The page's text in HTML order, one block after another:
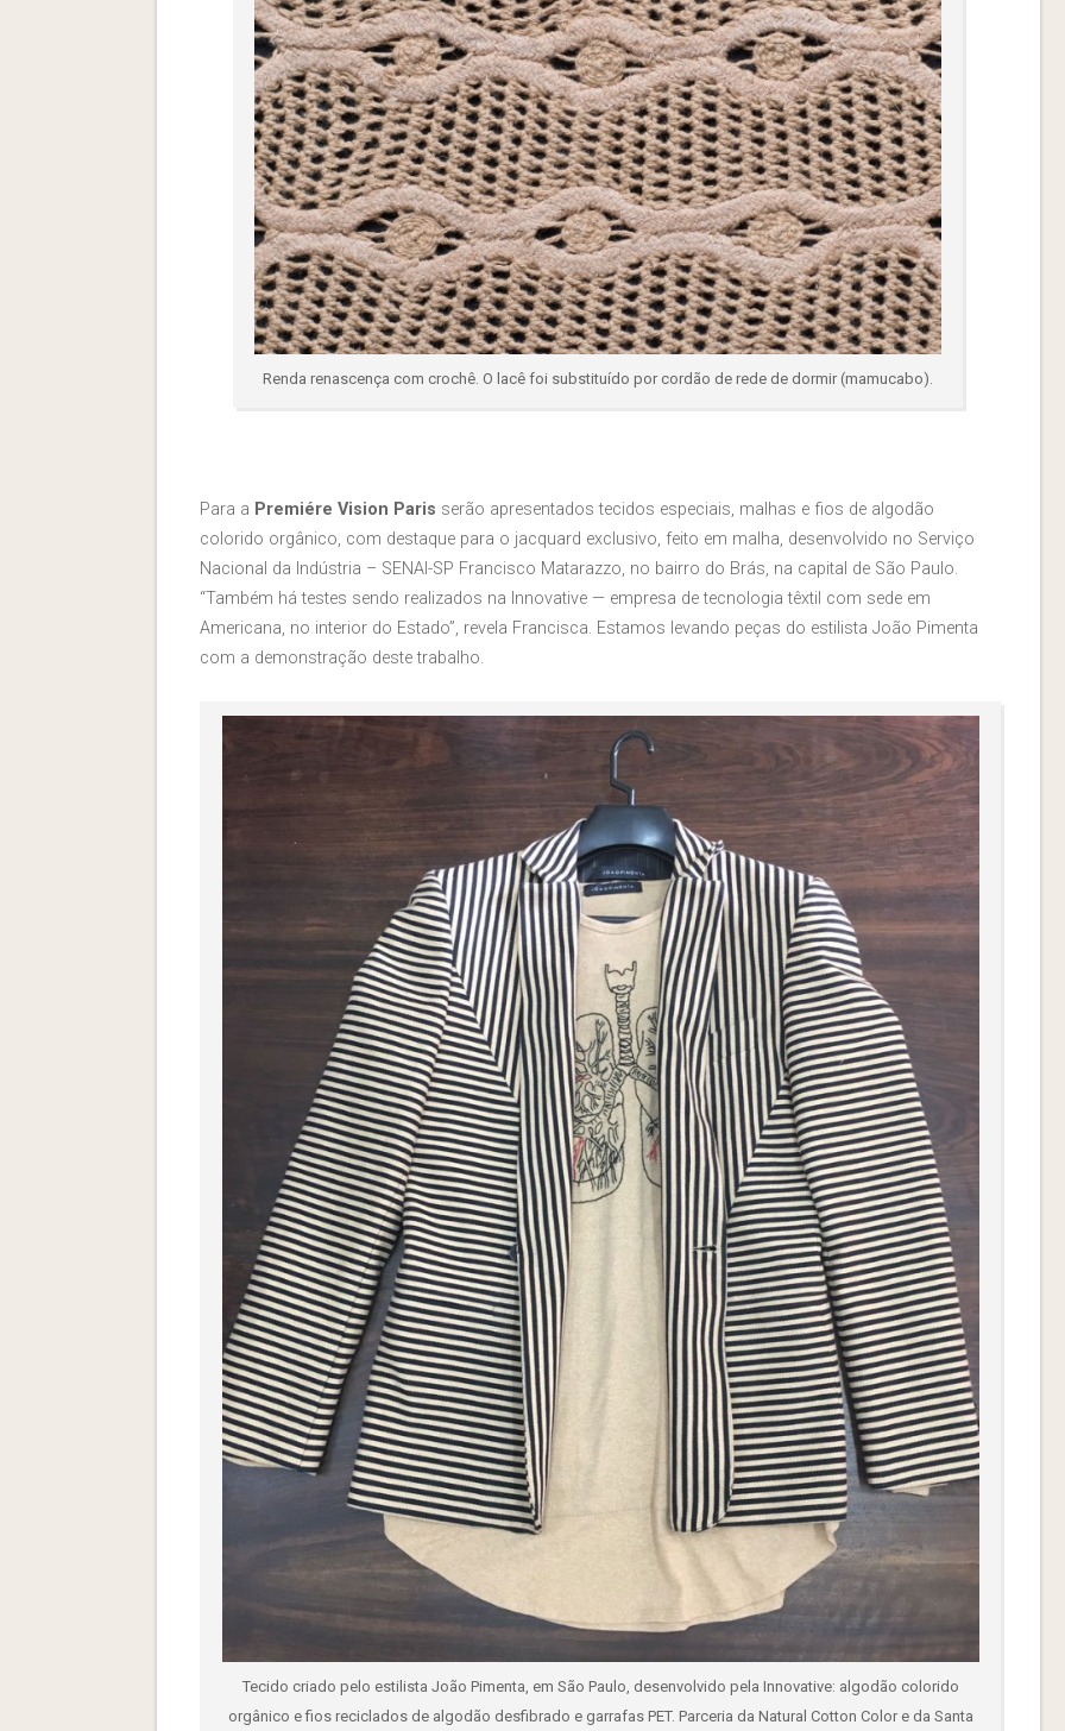
Renda renascença com crochê. O lacê foi substituído por cordão de rede de dormir (mamucabo).
Para a Premiére Vision Paris serão apresentados tecidos especiais, malhas e fios de algodão
colorido orgânico, com destaque para o jacquard exclusivo, feito em malha, desenvolvido no Serviço
Nacional da Indústria – SENAI-SP Francisco Matarazzo, no bairro do Brás, na capital de São Paulo.
“Também há testes sendo realizados na Innovative — empresa de tecnologia têxtil com sede em
Americana, no interior do Estado”, revela Francisca. Estamos levando peças do estilista João Pimenta
com a demonstração deste trabalho.
Tecido criado pelo estilista João Pimenta, em São Paulo, desenvolvido pela Innovative: algodão colorido
orgânico e fios reciclados de algodão desfibrado e garrafas PET. Parceria da Natural Cotton Color e da Santa